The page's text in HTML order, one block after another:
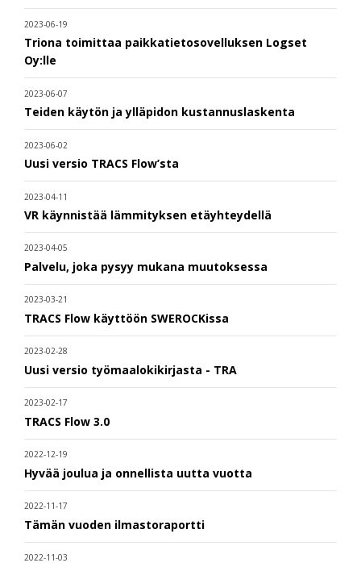
2023-06-19
Triona toimittaa paikkatietosovelluksen Logset
Oy:lle
2023-06-07
Teiden käytön ja ylläpidon kustannuslaskenta
2023-06-02
Uusi versio TRACS Flow’sta
2023-04-11
VR käynnistää lämmityksen etäyhteydellä
2023-04-05
Palvelu, joka pysyy mukana muutoksessa
2023-03-21
TRACS Flow käyttöön SWEROCKissa
2023-02-28
Uusi versio työmaalokikirjasta - TRA
2023-02-17
TRACS Flow 3.0
2022-12-19
Hyvää joulua ja onnellista uutta vuotta
2022-11-17
Tämän vuoden ilmastoraportti
2022-11-03